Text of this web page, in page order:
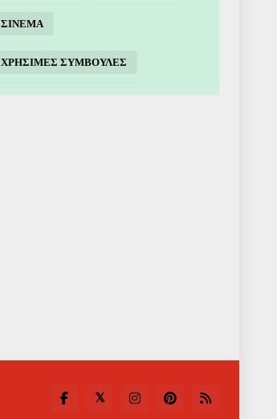
ΣΙΝΕΜΑ
ΧΡΗΣΙΜΕΣ ΣΥΜΒΟΥΛΕΣ